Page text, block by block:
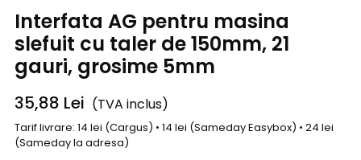
Interfata AG pentru masina
slefuit cu taler de 150mm, 21
gauri, grosime 5mm
35,88 Lei (TVA inclus)
Tarif livrare: 14 lei (Cargus) • 14 lei (Sameday Easybox) • 24 lei
(Sameday la adresa)